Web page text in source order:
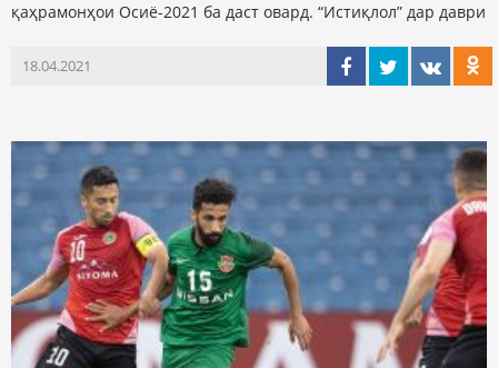
қаҳрамонҳои Осиё-2021 ба даст овард. “Истиқлол” дар даври
18.04.2021